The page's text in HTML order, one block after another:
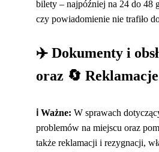
bilety – najpóźniej na 24 do 48
czy powiadomienie nie trafiło
✈️ Dokumenty i
oraz 🔄
ℹ️ Ważne: W sprawach
problemów na miejscu oraz
także reklamacji i rezygnacji,